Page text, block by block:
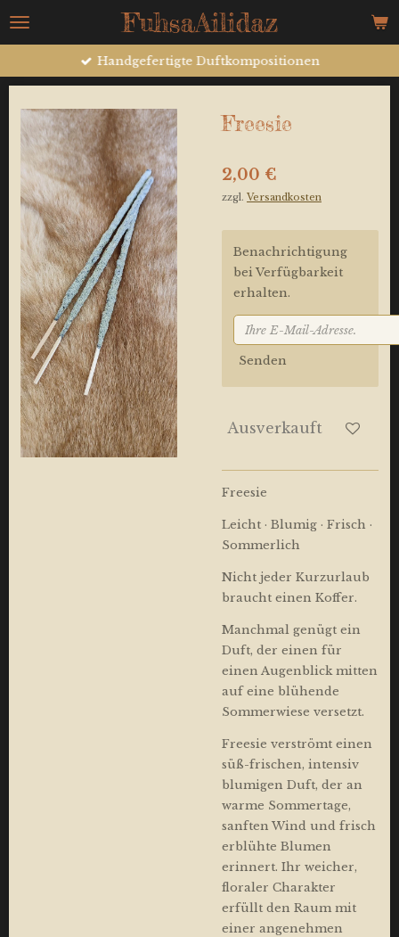
Zum
FuhsaAilidaz
Handgefertigte Duftkompositionen
Freesie
2,00 €
zzgl. Versandkosten
Benachrichtigung
bei Verfügbarkeit
erhalten.
Senden
Ausverkauft
Freesie
Leicht · Blumig · Frisch ·
Sommerlich
Nicht jeder Kurzurlaub
braucht einen Koffer.
Manchmal genügt ein
Duft, der einen für
einen Augenblick mitten
auf eine blühende
Sommerwiese versetzt.
Freesie verströmt einen
süß-frischen, intensiv
blumigen Duft, der an
warme Sommertage,
sanften Wind und frisch
erblühte Blumen
erinnert. Ihr weicher,
floraler Charakter
erfüllt den Raum mit
einer angenehmen